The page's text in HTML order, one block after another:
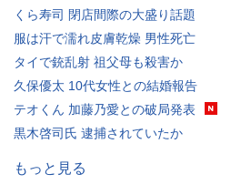
くら寿司 閉店間際の大盛り話題
服は汗で濡れ皮膚乾燥 男性死亡
タイで銃乱射 祖父母も殺害か
久保優太 10代女性との結婚報告
テオくん 加藤乃愛との破局発表
黒木啓司氏 逮捕されていたか
もっと見る